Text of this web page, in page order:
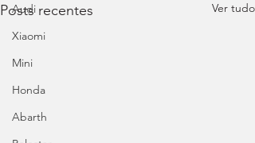
Audi
Xiaomi
Mini
Honda
Abarth
Posts recentes Ver tudo